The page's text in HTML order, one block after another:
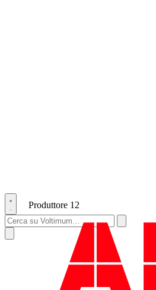
Produttore 12